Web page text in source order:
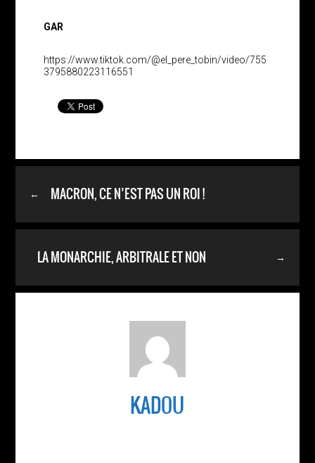
GAR
https://www.tiktok.com/@el_pere_tobin/video/755
3795880223116551
← MACRON, CE N’EST PAS UN ROI !
→
LA MONARCHIE, ARBITRALE ET NON
KADOU